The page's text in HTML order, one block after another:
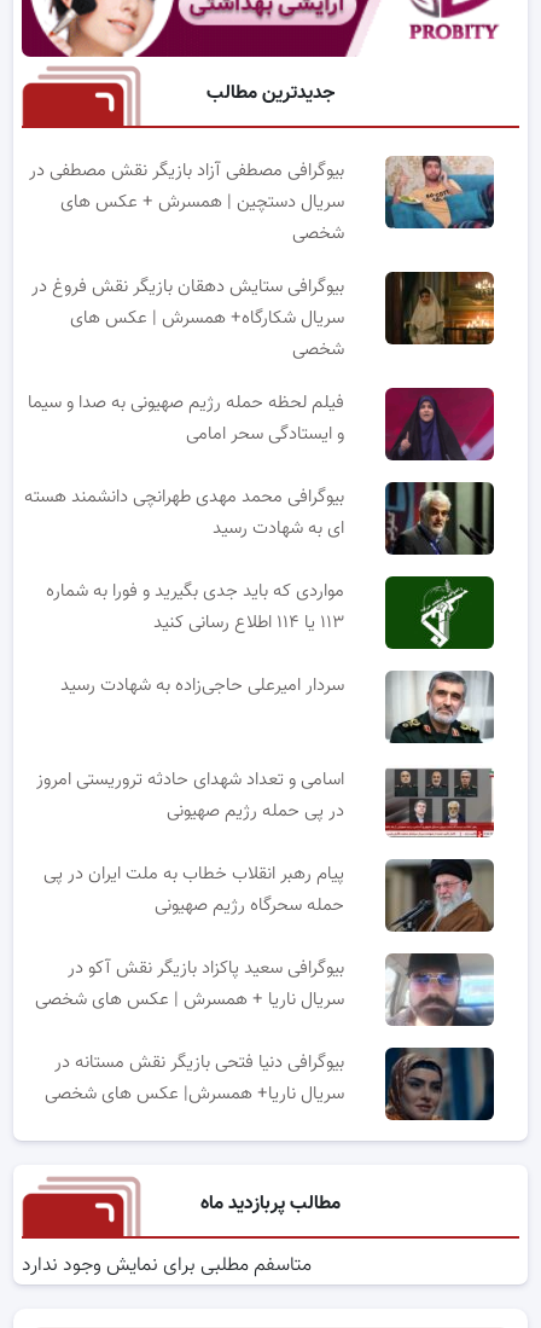
جدیدترین مطالب
بیوگرافی مصطفی آزاد بازیگر نقش مصطفی در
سریال دستچین | همسرش + عکس های
شخصی
بیوگرافی ستایش دهقان بازیگر نقش فروغ در
سریال شکارگاه+ همسرش | عکس های
شخصی
فیلم لحظه حمله رژیم صهیونی به صدا و سیما
و ایستادگی سحر امامی
بیوگرافی محمد مهدی طهرانچی دانشمند هسته
ای به شهادت رسید
مواردی که باید جدی بگیرید و فورا به شماره
۱۱۳ یا ۱۱۴ اطلاع رسانی کنید
سردار امیرعلی حاجی‌زاده به شهادت رسید
اسامی و تعداد شهدای حادثه تروریستی امروز
در پی حمله رژیم صهیونی
پیام رهبر انقلاب خطاب به ملت ایران در پی
حمله سحرگاه رژیم صهیونی
بیوگرافی سعید پاکزاد بازیگر نقش آکو در
سریال ناریا + همسرش | عکس های شخصی
بیوگرافی دنیا فتحی بازیگر نقش مستانه در
سریال ناریا+ همسرش| عکس های شخصی
مطالب پربازدید ماه
متاسفم مطلبی برای نمایش وجود ندارد